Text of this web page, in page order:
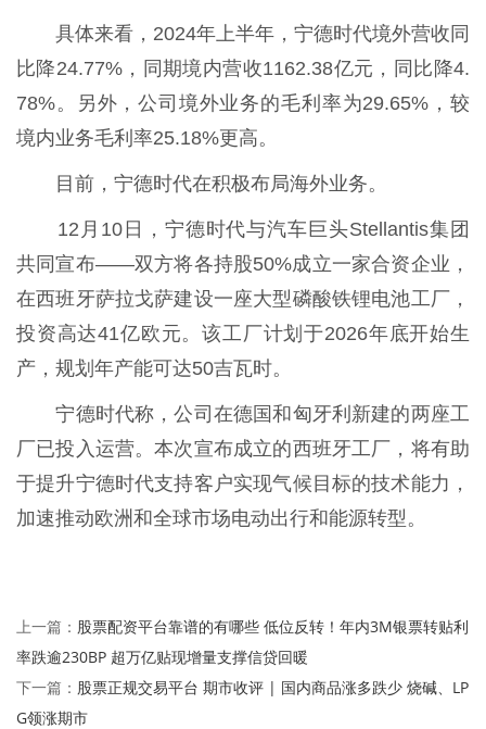
具体来看，2024年上半年，宁德时代境外营收同
比降24.77%，同期境内营收1162.38亿元，同比降4.
78%。另外，公司境外业务的毛利率为29.65%，较
境内业务毛利率25.18%更高。
目前，宁德时代在积极布局海外业务。
12月10日，宁德时代与汽车巨头Stellantis集团
共同宣布——双方将各持股50%成立一家合资企业，
在西班牙萨拉戈萨建设一座大型磷酸铁锂电池工厂，
投资高达41亿欧元。该工厂计划于2026年底开始生
产，规划年产能可达50吉瓦时。
宁德时代称，公司在德国和匈牙利新建的两座工
厂已投入运营。本次宣布成立的西班牙工厂，将有助
于提升宁德时代支持客户实现气候目标的技术能力，
加速推动欧洲和全球市场电动出行和能源转型。
上一篇： 股票配资平台靠谱的有哪些 低位反转！年内3M银票转贴利
率跌逾230BP 超万亿贴现增量支撑信贷回暖
下一篇： 股票正规交易平台 期市收评 | 国内商品涨多跌少 烧碱、LP
G领涨期市